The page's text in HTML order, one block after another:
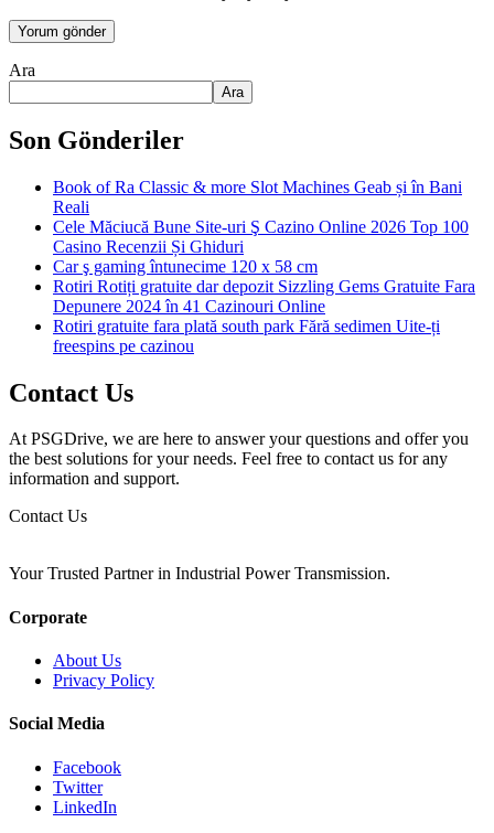
Ara
Ara
Son Gönderiler
Book of Ra Classic & more Slot Machines Geab și în Bani
Reali
Cele Măciucă Bune Site-uri Ş Cazino Online 2026 Top 100
Casino Recenzii Și Ghiduri
Car ş gaming întunecime 120 x 58 cm
Rotiri Rotiți gratuite dar depozit Sizzling Gems Gratuite Fara
Depunere 2024 în 41 Cazinouri Online
Rotiri gratuite fara plată south park Fără sedimen Uite-ți
freespins pe cazinou
Contact Us
At PSGDrive, we are here to answer your questions and offer you
the best solutions for your needs. Feel free to contact us for any
information and support.
Contact Us
Your Trusted Partner in Industrial Power Transmission.
Corporate
About Us
Privacy Policy
Social Media
Facebook
Twitter
LinkedIn